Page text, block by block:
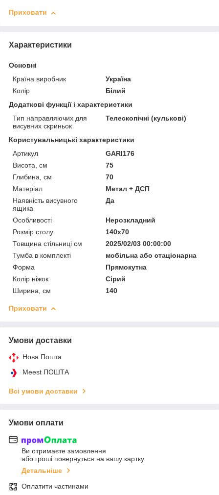
Приховати
Характеристики
Основні
Країна виробник
Україна
Колір
Білий
Додаткові функції і характеристики
Тип направляючих для
висувних скриньок
Телескопічні (кулькові)
Користувальницькі характеристики
Артикул
GARI176
Висота, см
75
Глибина, см
70
Матеріал
Метал + ДСП
Наявність висувного
ящика
Да
Особливості
Нерозкладний
Розмір столу
140х70
Товщина стільниці см
2025/02/03 00:00:00
Тумба в комплекті
мобільна або стаціонарна
Форма
Прямокутна
Колір ніжок
Сірий
Ширина, см
140
Приховати
Умови доставки
Нова Пошта
Meest ПОШТА
Всі умови доставки
Умови оплати
Ви отримаєте замовлення
або гроші повернуться на вашу картку
Детальніше
Оплатити частинами